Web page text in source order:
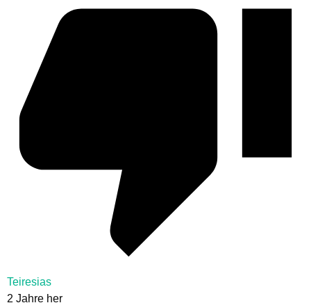
Teiresias
2 Jahre her